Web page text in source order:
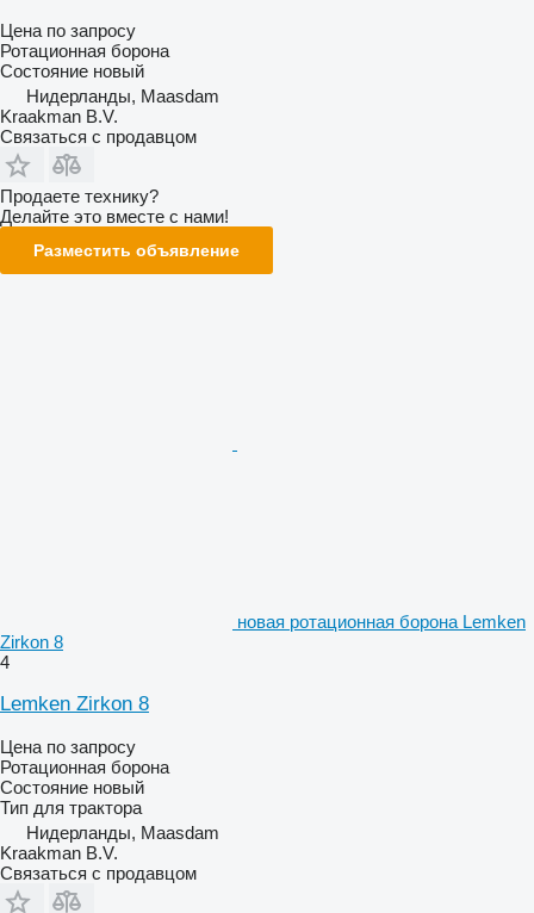
Цена по запросу
Ротационная борона
Состояние новый
Нидерланды, Maasdam
Kraakman B.V.
Связаться с продавцом
Продаете технику?
Делайте это вместе с нами!
Разместить объявление
новая ротационная борона Lemken
Zirkon 8
4
Lemken Zirkon 8
Цена по запросу
Ротационная борона
Состояние новый
Тип для трактора
Нидерланды, Maasdam
Kraakman B.V.
Связаться с продавцом